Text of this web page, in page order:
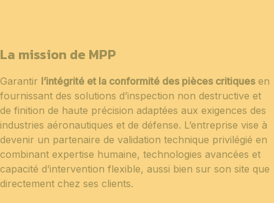
La mission de MPP
Garantir l’intégrité et la conformité des pièces critiquesen
fournissant des solutions d’inspection non destructive et
de finition de haute précision adaptées aux exigences des
industries aéronautiques et de défense. L’entreprise vise à
devenir un partenaire de validation technique privilégié en
combinant expertise humaine, technologies avancées et
capacité d’intervention flexible, aussi bien sur son site que
directement chez ses clients.